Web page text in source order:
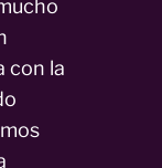
con la